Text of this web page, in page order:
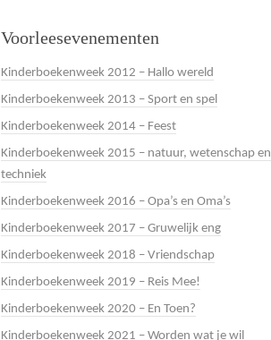
Voorleesevenementen
Kinderboekenweek 2012 – Hallo wereld
Kinderboekenweek 2013 – Sport en spel
Kinderboekenweek 2014 – Feest
Kinderboekenweek 2015 – natuur, wetenschap en
techniek
Kinderboekenweek 2016 – Opa’s en Oma’s
Kinderboekenweek 2017 – Gruwelijk eng
Kinderboekenweek 2018 – Vriendschap
Kinderboekenweek 2019 – Reis Mee!
Kinderboekenweek 2020 – En Toen?
Kinderboekenweek 2021 – Worden wat je wil